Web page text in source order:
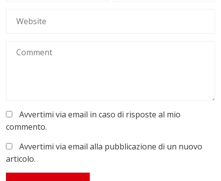
Avvertimi via email in caso di risposte al mio
commento.
Avvertimi via email alla pubblicazione di un nuovo
articolo.